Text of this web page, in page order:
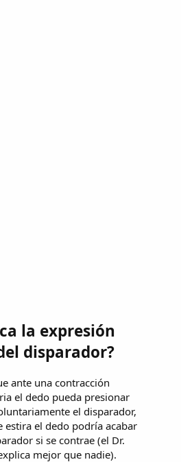
la expresión
disparador?
ante una contracción
el dedo pueda presionar
el disparador,
estira el dedo podría acabar
si se contrae (el Dr.
mejor que nadie).